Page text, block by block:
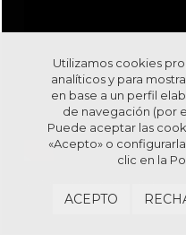
Utilizamos cookies
analíticos y para
en base a un perfil
de navegación (por
Puede aceptar las
«Acepto» o
clic en la
ACEPTO